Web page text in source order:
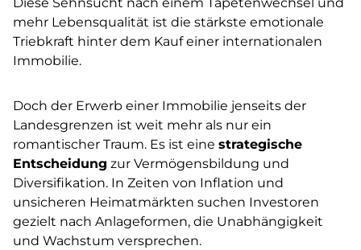
mehr Lebensqualität ist die stärkste emotionale
Triebkraft hinter dem Kauf einer internationalen
Immobilie.
Doch der Erwerb einer Immobilie jenseits der
Landesgrenzen ist weit mehr als nur ein
romantischer Traum. Es ist eine strategische
Entscheidung zur Vermögensbildung und
Diversifikation. In Zeiten von Inflation und
unsicheren Heimatmärkten suchen Investoren
gezielt nach Anlageformen, die Unabhängigkeit
und Wachstum versprechen.